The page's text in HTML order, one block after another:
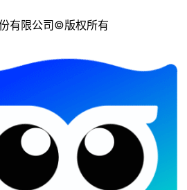
有限公司©版权所有